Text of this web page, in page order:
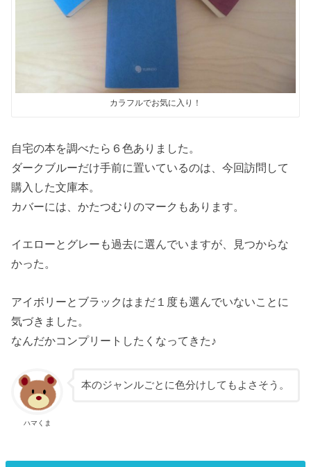
カラフルでお気に入り！
自宅の本を調べたら６色ありました。
ダークブルーだけ手前に置いているのは、今回訪問して
購入した文庫本。
カバーには、かたつむりのマークもあります。
イエローとグレーも過去に選んでいますが、見つからな
かった。
アイボリーとブラックはまだ１度も選んでいないことに
気づきました。
なんだかコンプリートしたくなってきた♪
ハマくま
本のジャンルごとに色分けしてもよさそう。